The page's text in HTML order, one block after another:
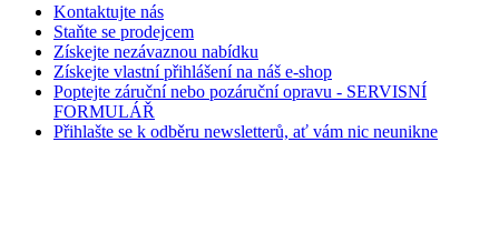
Kontaktujte nás
Staňte se prodejcem
Získejte nezávaznou nabídku
Získejte vlastní přihlášení na náš e-shop
Poptejte záruční nebo pozáruční opravu - SERVISNÍ
FORMULÁŘ
Přihlašte se k odběru newsletterů, ať vám nic neunikne